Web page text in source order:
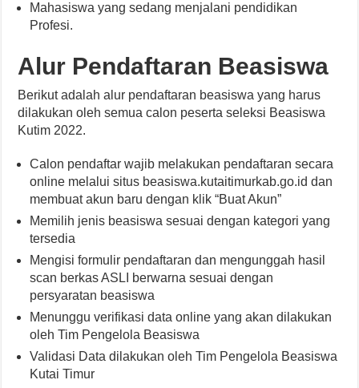
Mahasiswa yang sedang menjalani pendidikan
Profesi.
Alur Pendaftaran Beasiswa
Berikut adalah alur pendaftaran beasiswa yang harus
dilakukan oleh semua calon peserta seleksi Beasiswa
Kutim 2022.
Calon pendaftar wajib melakukan pendaftaran secara
online melalui situs beasiswa.kutaitimurkab.go.id dan
membuat akun baru dengan klik “Buat Akun”
Memilih jenis beasiswa sesuai dengan kategori yang
tersedia
Mengisi formulir pendaftaran dan mengunggah hasil
scan berkas ASLI berwarna sesuai dengan
persyaratan beasiswa
Menunggu verifikasi data online yang akan dilakukan
oleh Tim Pengelola Beasiswa
Validasi Data dilakukan oleh Tim Pengelola Beasiswa
Kutai Timur